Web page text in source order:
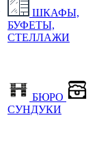
ШКАФЫ,
БУФЕТЫ,
СТЕЛЛАЖИ
БЮРО
СУНДУКИ